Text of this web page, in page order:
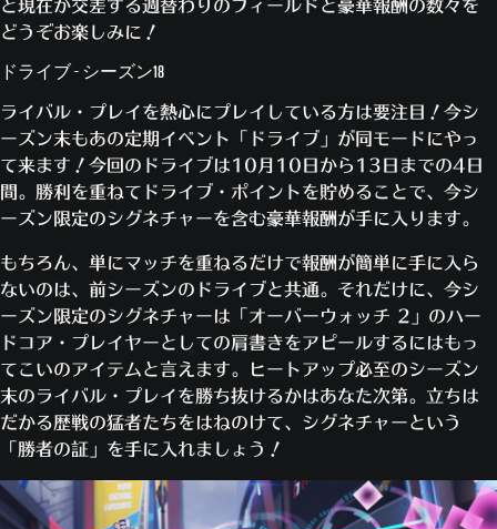
と現在が交差する週替わりのフィールドと豪華報酬の数々を
どうぞお楽しみに！
ドライブ - シーズン18
ライバル・プレイを熱心にプレイしている方は要注目！今シ
ーズン末もあの定期イベント「ドライブ」が同モードにやっ
て来ます！今回のドライブは10月10日から13日までの4日
間。勝利を重ねてドライブ・ポイントを貯めることで、今シ
ーズン限定のシグネチャーを含む豪華報酬が手に入ります。
もちろん、単にマッチを重ねるだけで報酬が簡単に手に入ら
ないのは、前シーズンのドライブと共通。それだけに、今シ
ーズン限定のシグネチャーは「オーバーウォッチ 2」のハー
ドコア・プレイヤーとしての肩書きをアピールするにはもっ
てこいのアイテムと言えます。ヒートアップ必至のシーズン
末のライバル・プレイを勝ち抜けるかはあなた次第。立ちは
だかる歴戦の猛者たちをはねのけて、シグネチャーという
「勝者の証」を手に入れましょう！